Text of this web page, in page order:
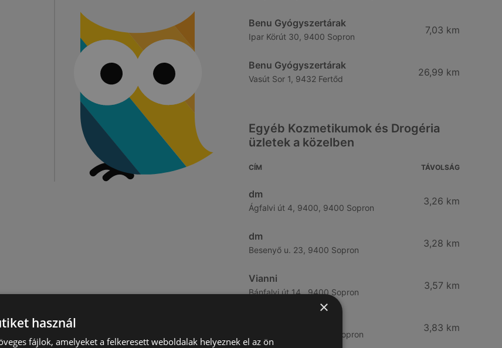
Benu Gyógyszertárak
Ipar Körút 30, 9400 Sopron
7,03 km
Benu Gyógyszertárak
Vasút Sor 1, 9432 Fertőd
26,99 km
Egyéb Kozmetikumok és Drogéria
üzletek a közelben
CÍM TÁVOLSÁG
dm
Ágfalvi út 4, 9400, 9400 Sopron
3,26 km
dm
Besenyő u. 23, 9400 Sopron
3,28 km
Vianni
Bánfalvi út 14., 9400 Sopron
3,57 km
Bánfalvi út 6-8., 9400 Sopron
3,83 km
×
használ
fájlok, amelyeket a felkeresett weboldalak helyeznek el az ön